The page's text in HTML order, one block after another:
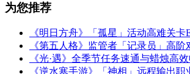
为您推荐
《明日方舟》「孤星」活动高难关
《第五人格》监管者「记录员」高阶
《光·遇》全季节任务速通与蜡烛高
《逆水寒手游》「神相」远程输出